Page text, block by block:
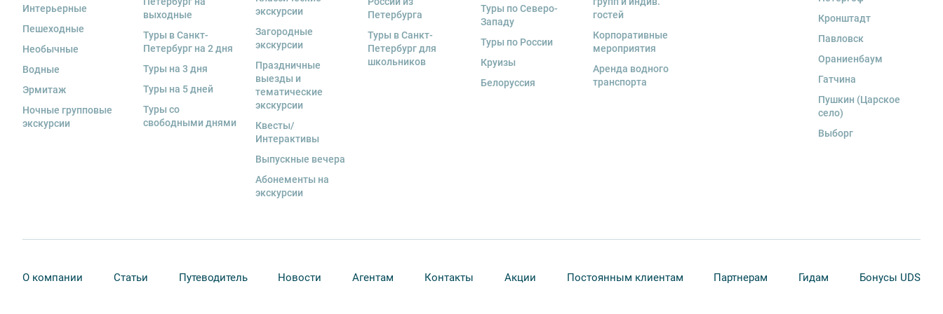
Интерьерные
Пешеходные
Необычные
Водные
Эрмитаж
Ночные групповые
экскурсии
выходные
Туры в Санкт-
Петербург на 2 дня
Туры на 3 дня
Туры на 5 дней
Туры со
свободными днями
экскурсии
Загородные
экскурсии
Праздничные
выезды и
тематические
экскурсии
Квесты/
Интерактивы
Выпускные вечера
Абонементы на
экскурсии
Петербурга
Туры в Санкт-
Петербург для
школьников
Туры по Северо-
Западу
Туры по России
Круизы
Белоруссия
гостей
Корпоративные
мероприятия
Аренда водного
транспорта
Кронштадт
Павловск
Ораниенбаум
Гатчина
Пушкин (Царское
село)
Выборг
О компании Статьи Путеводитель Новости Агентам Контакты Акции Постоянным клиентам Партнерам Гидам Бонусы UDS